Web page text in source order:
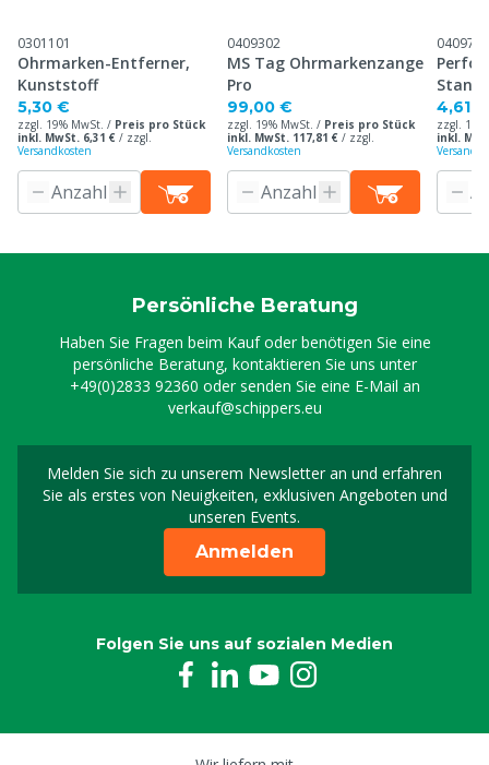
0301101
Ohrmarken-Entferner,
Kunststoff
5,30 €
zzgl. 19% MwSt. / Preis pro Stück
inkl. MwSt. 6,31 € / zzgl.
Versandkosten
0409302
MS Tag Ohrmarkenzange
Pro
99,00 €
zzgl. 19% MwSt. / Preis pro Stück
inkl. MwSt. 117,81 € / zzgl.
Versandkosten
0409716
4,61 €
zzgl.
inkl.
Persönliche Beratung
Haben Sie Fragen beim Kauf oder benötigen Sie eine
persönliche Beratung, kontaktieren Sie uns unter
+49(0)2833 92360 oder senden Sie eine E-Mail an
verkauf@schippers.eu
Melden Sie sich zu unserem Newsletter an und erfahren
Sie als erstes von Neuigkeiten, exklusiven Angeboten und
unseren Events.
Melden Sie sich für
Anmelden
Folgen Sie uns auf sozialen Medien